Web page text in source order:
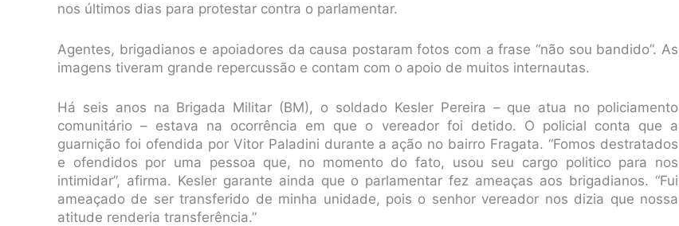
nos últimos dias para protestar contra o parlamentar.
Agentes, brigadianos e apoiadores da causa postaram fotos com a frase “não sou bandido”. As
imagens tiveram grande repercussão e contam com o apoio de muitos internautas.
Há seis anos na Brigada Militar (BM), o soldado Kesler Pereira – que atua no policiamento
comunitário – estava na ocorrência em que o vereador foi detido. O policial conta que a
guarnição foi ofendida por Vitor Paladini durante a ação no bairro Fragata. “Fomos destratados
e ofendidos por uma pessoa que, no momento do fato, usou seu cargo politico para nos
intimidar”, afirma. Kesler garante ainda que o parlamentar fez ameaças aos brigadianos. “Fui
ameaçado de ser transferido de minha unidade, pois o senhor vereador nos dizia que nossa
atitude renderia transferência.”